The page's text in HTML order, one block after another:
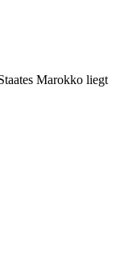
Marokko liegt